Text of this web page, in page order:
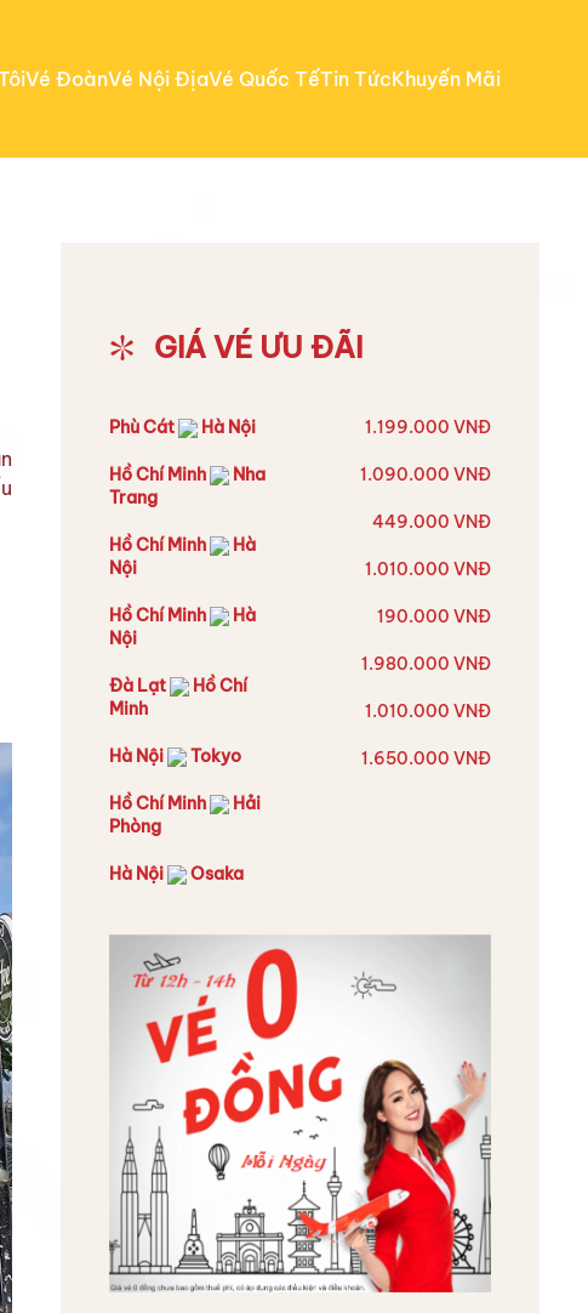
Vé ĐoànVé Nội ĐịaVé Quốc TếTin TứcKhuyến Mãi
GIÁ VÉ ƯU ĐÃI
Phù Cát Hà Nội
Hồ Chí Minh
Nha
Trang
Hồ Chí Minh
Hà
Nội
Hồ Chí Minh
Hà
Nội
Đà Lạt
Hồ Chí
Minh
Hà Nội Tokyo
Hồ Chí Minh
Hải
Phòng
Hà Nội Osaka
1.199.000 VNĐ
1.090.000 VNĐ
449.000 VNĐ
1.010.000 VNĐ
190.000 VNĐ
1.980.000 VNĐ
1.010.000 VNĐ
1.650.000 VNĐ